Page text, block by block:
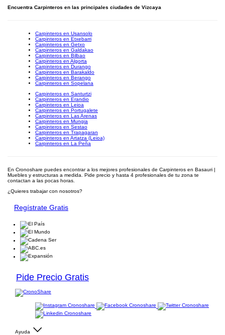
Encuentra Carpinteros en las principales ciudades de Vizcaya
Carpinteros en Usansolo
Carpinteros en Etxebarri
Carpinteros en Getxo
Carpinteros en Galdakao
Carpinteros en Bilbao
Carpinteros en Algorta
Carpinteros en Durango
Carpinteros en Barakaldo
Carpinteros en Berango
Carpinteros en Sopelana
Carpinteros en Santurtzi
Carpinteros en Erandio
Carpinteros en Leioa
Carpinteros en Portugalete
Carpinteros en Las Arenas
Carpinteros en Mungia
Carpinteros en Sestao
Carpinteros en Trapagaran
Carpinteros en Artatza (Leioa)
Carpinteros en La Peña
En Cronoshare puedes encontrar a los mejores profesionales de Carpinteros en Basauri |
Muebles y estructuras a medida. Pide precio y hasta 4 profesionales de tu zona te
contactan a las pocas horas.
¿Quieres trabajar con nosotros?
Regístrate Gratis
Pide Precio Gratis
Ayuda